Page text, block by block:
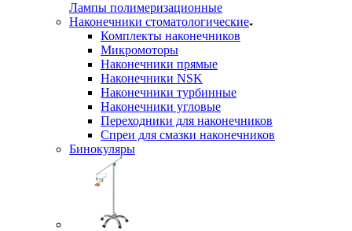
Лампы полимеризационные
Наконечники стоматологические
Комплекты наконечников
Микромоторы
Наконечники прямые
Наконечники NSK
Наконечники турбинные
Наконечники угловые
Переходники для наконечников
Спреи для смазки наконечников
Бинокуляры